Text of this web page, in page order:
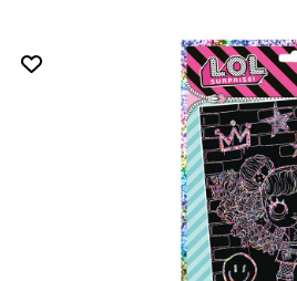
Доставка от 2 до 3